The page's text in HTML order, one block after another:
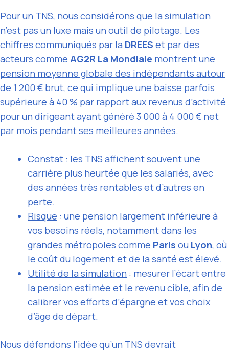
Pour un TNS, nous considérons que la simulation
n’est pas un luxe mais un outil de pilotage. Les
chiffres communiqués par la DREES et par des
acteurs comme AG2R La Mondiale montrent une
pension moyenne globale des indépendants autour
de 1 200 € brut, ce qui implique une baisse parfois
supérieure à 40 % par rapport aux revenus d’activité
pour un dirigeant ayant généré 3 000 à 4 000 € net
par mois pendant ses meilleures années.
Constat : les TNS affichent souvent une
carrière plus heurtée que les salariés, avec
des années très rentables et d’autres en
perte.
Risque : une pension largement inférieure à
vos besoins réels, notamment dans les
grandes métropoles comme Paris ou Lyon, où
le coût du logement et de la santé est élevé.
Utilité de la simulation : mesurer l’écart entre
la pension estimée et le revenu cible, afin de
calibrer vos efforts d’épargne et vos choix
d’âge de départ.
Nous défendons l’idée qu’un TNS devrait